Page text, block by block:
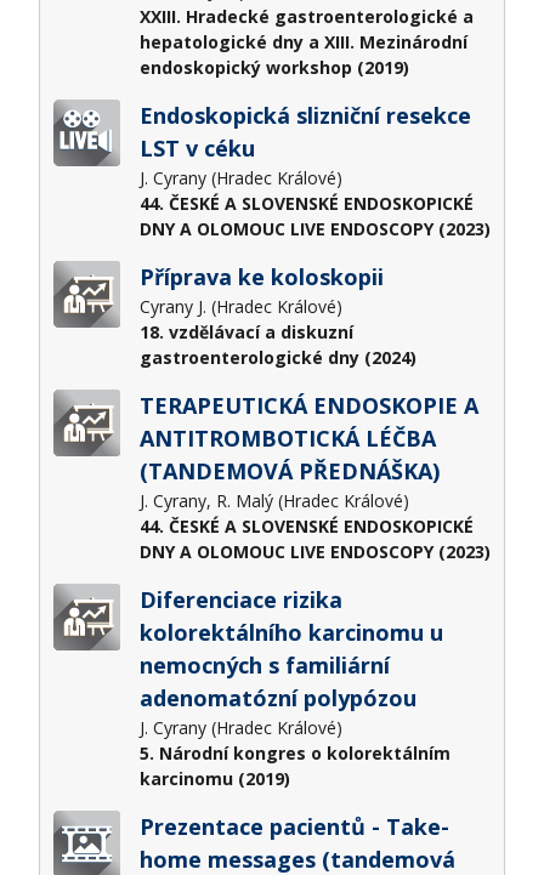
XXIII. Hradecké gastroenterologické a
hepatologické dny a XIII. Mezinárodní
endoskopický workshop (2019)
Endoskopická slizniční resekce
LST v céku
J. Cyrany (Hradec Králové)
44. ČESKÉ A SLOVENSKÉ ENDOSKOPICKÉ
DNY A OLOMOUC LIVE ENDOSCOPY (2023)
Příprava ke koloskopii
Cyrany J. (Hradec Králové)
18. vzdělávací a diskuzní
gastroenterologické dny (2024)
TERAPEUTICKÁ ENDOSKOPIE A
ANTITROMBOTICKÁ LÉČBA
(TANDEMOVÁ PŘEDNÁŠKA)
J. Cyrany, R. Malý (Hradec Králové)
44. ČESKÉ A SLOVENSKÉ ENDOSKOPICKÉ
DNY A OLOMOUC LIVE ENDOSCOPY (2023)
Diferenciace rizika
kolorektálního karcinomu u
nemocných s familiární
adenomatózní polypózou
J. Cyrany (Hradec Králové)
5. Národní kongres o kolorektálním
karcinomu (2019)
Prezentace pacientů - Take-
home messages (tandemová